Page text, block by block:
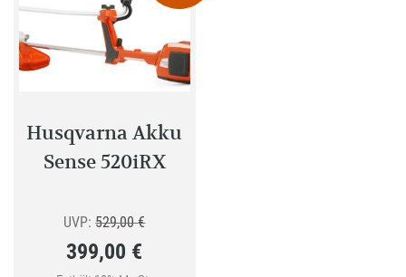
Husqvarna Akku
Sense 520iRX
UVP: 529,00€Ursprünglicher
399,00 €